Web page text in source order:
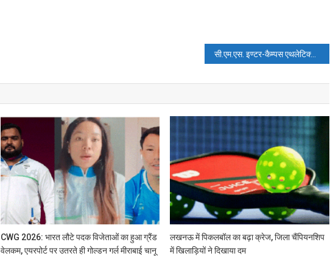
सी.एम.एस. इण्टर-कैम्पस एथलेटिक्स में संयुक्त चैम्पियन
CWG 2026: भारत लौटे पदक विजेताओं का हुआ ग्रैंड
वेलकम, एयरपोर्ट पर उतरते ही गोल्डन गर्ल मीराबाई चानू
लखनऊ में पिकलबॉल का बढ़ा क्रेज, जिला चैंपियनशिप
में खिलाड़ियों ने दिखाया दम